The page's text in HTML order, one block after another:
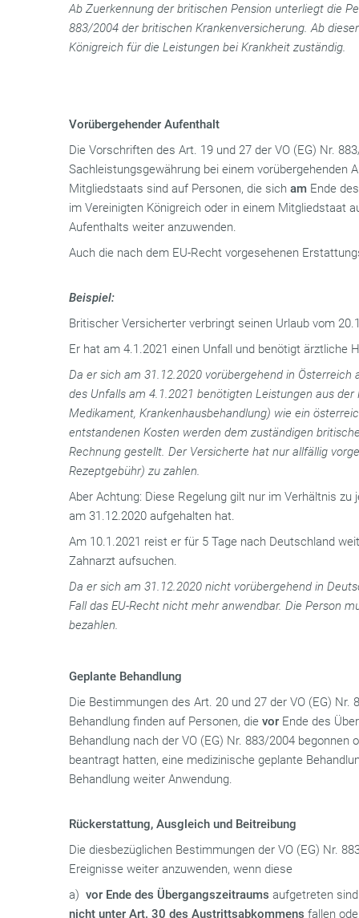
Ab Zuerkennung der britischen Pension unterliegt die
883/2004 der britischen Krankenversicherung. Ab
Königreich für die Leistungen bei Krankheit zuständig.
Vorübergehender Aufenthalt
Die Vorschriften des Art. 19 und 27 der VO (EG) Nr.
Sachleistungsgewährung bei einem vorübergehenden
Mitgliedstaats sind auf Personen, die sicham Ende
im Vereinigten Königreich oder in einem Mitgliedstaat
Aufenthalts weiter anzuwenden.
Auch die nach dem EU-Recht vorgesehenen
Beispiel:
Britischer Versicherter verbringt seinen Urlaub vom
Er hat am 4.1.2021 einen Unfall und benötigt ärztliche
Da er sich am 31.12.2020 vorübergehend in
des Unfalls am 4.1.2021 benötigten Leistungen aus
Medikament, Krankenhausbehandlung) wie ein
entstandenen Kosten werden dem zuständigen
Rechnung gestellt. Der Versicherte hat nur allfällig
Rezeptgebühr) zu zahlen.
Aber Achtung: Diese Regelung gilt nur im Verhältnis
am 31.12.2020 aufgehalten hat.
Am 10.1.2021 reist er für 5 Tage nach Deutschland
Zahnarzt aufsuchen.
Da er sich am 31.12.2020 nicht vorübergehend in
Fall das EU-Recht nicht mehr anwendbar. Die Person
bezahlen.
Geplante Behandlung
Die Bestimmungen des Art. 20 und 27 der VO (EG)
Behandlung finden auf Personen, dievor Ende des
Behandlung nach der VO (EG) Nr. 883/2004 begonnen
beantragt hatten, eine medizinische geplante
Behandlung weiter Anwendung.
Rückerstattung, Ausgleich und Beitreibung
Die diesbezüglichen Bestimmungen der VO (EG) Nr.
Ereignisse weiter anzuwenden, wenn diese
a)vor Ende des Übergangszeitraumsaufgetreten
nicht unter Art. 30 des Austrittsabkommensfallen